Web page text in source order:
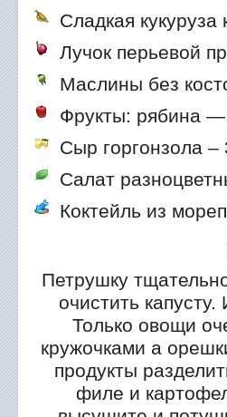
Сладкая
Лучок перьевой
Маслины без
Фрукты: рябина —
Сыр горгонзола –
Салат
Коктейль из
Петрушку
очистить
Только овощи
кружочками а
продукты
филе и